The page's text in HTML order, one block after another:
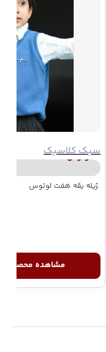
سبک کلاسیک
لوتوس
ٰژیله یقه هفت لوتوس
مشاهده محصول